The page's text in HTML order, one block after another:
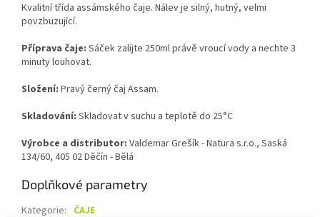
Kvalitní třída assámského čaje. Nálev je silný, hutný, velmi
povzbuzující.
Příprava čaje: Sáček zalijte 250ml právě vroucí vody a nechte 3
minuty louhovat.
Složení: Pravý černý čaj Assam.
Skladování: Skladovat v suchu a teplotě do 25°C
Výrobce a distributor: Valdemar Grešík - Natura s.r.o., Saská
134/60, 405 02 Děčín - Bělá
Doplňkové parametry
Kategorie: ČAJE